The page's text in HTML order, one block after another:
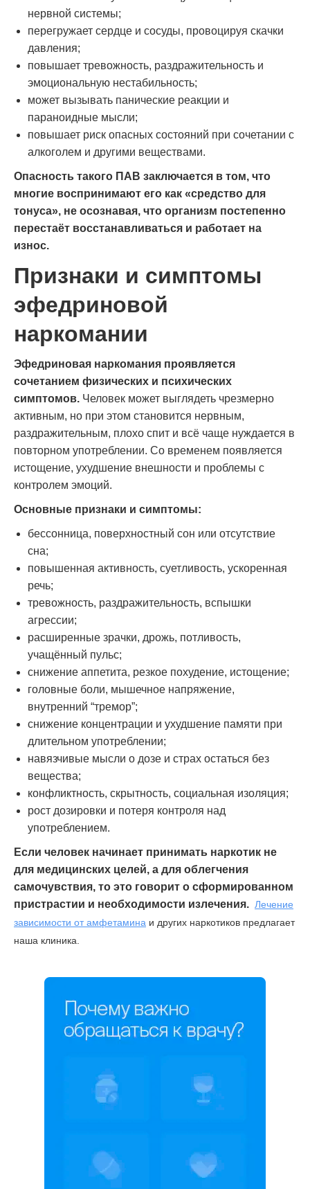
нервной системы;
перегружает сердце и сосуды, провоцируя скачки
давления;
повышает тревожность, раздражительность и
эмоциональную нестабильность;
может вызывать панические реакции и
параноидные мысли;
повышает риск опасных состояний при сочетании с
алкоголем и другими веществами.
Опасность такого ПАВ заключается в том, что
многие воспринимают его как «средство для
тонуса», не осознавая, что организм постепенно
перестаёт восстанавливаться и работает на
износ.
Признаки и симптомы
эфедриновой
наркомании
Эфедриновая наркомания проявляется
сочетанием физических и психических
симптомов. Человек может выглядеть чрезмерно
активным, но при этом становится нервным,
раздражительным, плохо спит и всё чаще нуждается в
повторном употреблении. Со временем появляется
истощение, ухудшение внешности и проблемы с
контролем эмоций.
Основные признаки и симптомы:
бессонница, поверхностный сон или отсутствие
сна;
повышенная активность, суетливость, ускоренная
речь;
тревожность, раздражительность, вспышки
агрессии;
расширенные зрачки, дрожь, потливость,
учащённый пульс;
снижение аппетита, резкое похудение, истощение;
головные боли, мышечное напряжение,
внутренний “тремор”;
снижение концентрации и ухудшение памяти при
длительном употреблении;
навязчивые мысли о дозе и страх остаться без
вещества;
конфликтность, скрытность, социальная изоляция;
рост дозировки и потеря контроля над
употреблением.
Если человек начинает принимать наркотик не
для медицинских целей, а для облегчения
самочувствия, то это говорит о сформированном
пристрастии и необходимости излечения. Лечение
зависимости от амфетамина и других наркотиков предлагает
наша клиника.